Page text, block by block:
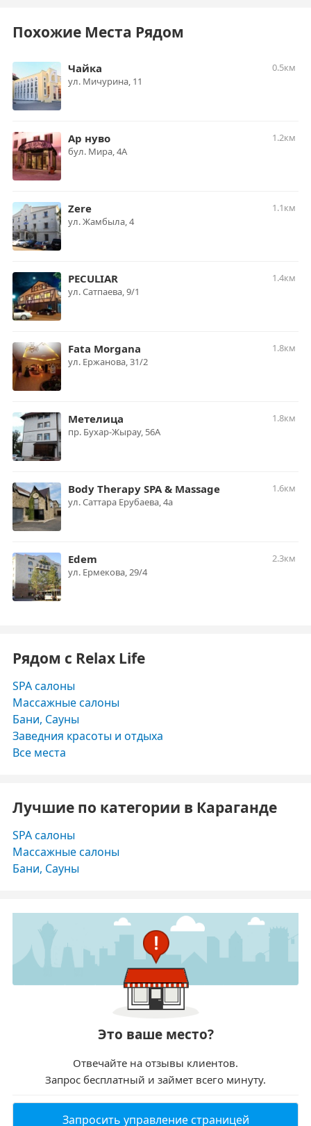
Похожие Места Рядом
Чайка
0.5км
ул. Мичурина, 11
Ар нуво
1.2км
бул. Мира, 4А
Zere
1.1км
ул. Жамбыла, 4
PECULIAR
1.4км
ул. Сатпаева, 9/1
Fata Morgana
1.8км
ул. Ержанова, 31/2
Метелица
1.8км
пр. Бухар-Жырау, 56А
Body Therapy SPA & Massage
1.6км
ул. Саттара Ерубаева, 4а
Edem
2.3км
ул. Ермекова, 29/4
Рядом с Relax Life
SPA салоны
Массажные салоны
Бани, Сауны
Заведния красоты и отдыха
Все места
Лучшие по категории в Караганде
SPA салоны
Массажные салоны
Бани, Сауны
Это ваше место?
Отвечайте на отзывы клиентов.
Запрос бесплатный и займет всего минуту.
Запросить управление страницей